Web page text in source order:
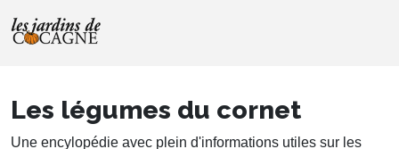
Les légumes du cornet
Une encylopédie avec plein d'informations utiles sur les